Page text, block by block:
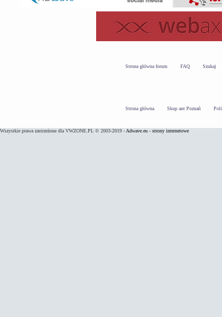
Strona główna forum FAQ Szukaj
Strona główna Skup aut Poznań
Wszystkie prawa zastrzeżone dla VWZONE.PL © 2003-2019 - Adwave.eu - strony internetowe